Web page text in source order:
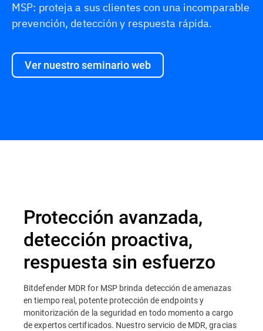
MSP: proteja a sus clientes con una incomparable
prevención, detección y respuesta rápida.
Ver nuestro seminario web
Protección avanzada,
detección proactiva,
respuesta sin esfuerzo
Bitdefender MDR for MSP brinda detección de amenazas
en tiempo real, potente protección de endpoints y
monitorización de la seguridad en todo momento a cargo
de expertos certificados. Nuestro servicio de MDR, gracias